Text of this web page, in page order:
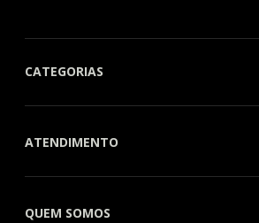
CATEGORIAS
ATENDIMENTO
QUEM SOMOS